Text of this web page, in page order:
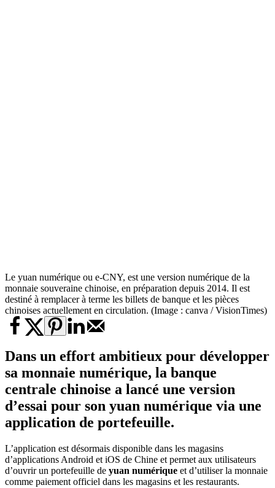
Le yuan numérique ou e-CNY, est une version numérique de la
monnaie souveraine chinoise, en préparation depuis 2014. Il est
destiné à remplacer à terme les billets de banque et les pièces
chinoises actuellement en circulation. (Image : canva / VisionTimes)
Dans un effort ambitieux pour développer
sa monnaie numérique, la banque
centrale chinoise a lancé une version
d’essai pour son yuan numérique via une
application de portefeuille.
L’application est désormais disponible dans les magasins
d’applications Android et iOS de Chine et permet aux utilisateurs
d’ouvrir un portefeuille de yuan numérique et d’utiliser la monnaie
comme paiement officiel dans les magasins et les restaurants.